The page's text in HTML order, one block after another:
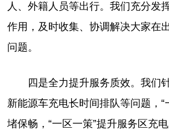
人、外籍人员等出行。我们充分发
作用，及时收集、协调解决大家在
问题。
四是全力提升服务质效。我们
新能源车充电长时间排队等问题，“
堵保畅，“一区一策”提升服务区充